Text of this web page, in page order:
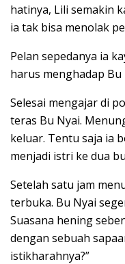
hatinya, Lili semakin
ia tak bisa menolak
Pelan sepedanya ia
harus menghadap
Selesai mengajar di
teras Bu Nyai.
keluar. Tentu saja ia
menjadi istri ke dua
Setelah satu jam
terbuka. Bu Nyai
Suasana hening
dengan sebuah
istikharahnya?”